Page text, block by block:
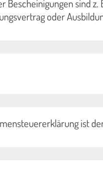
Bescheinigungen sind z.
oder
ist